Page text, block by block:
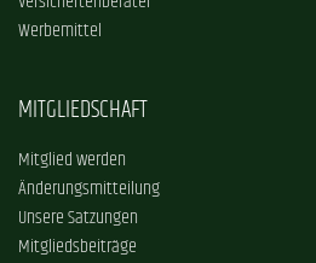
Werbemittel
MITGLIEDSCHAFT
Mitglied werden
Änderungsmitteilung
Unsere Satzungen
Mitgliedsbeiträge